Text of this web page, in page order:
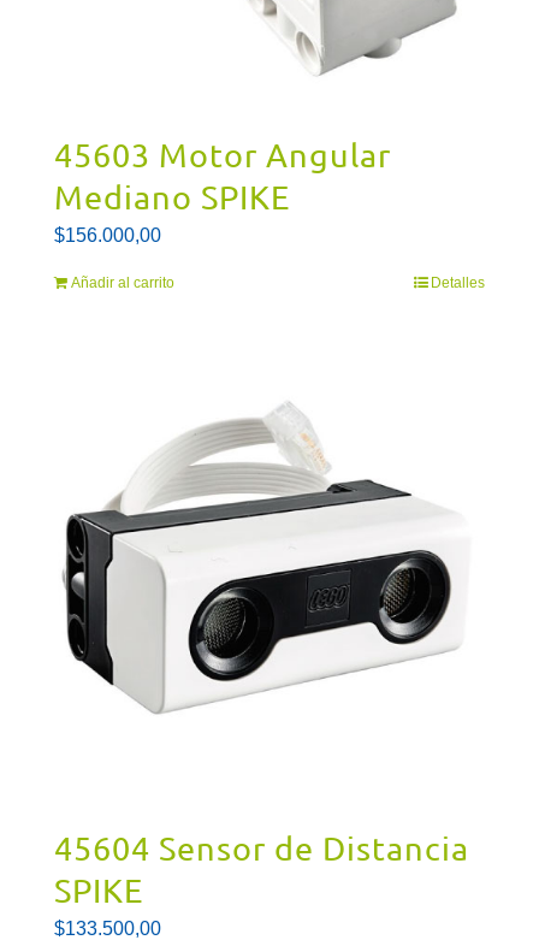
45603 Motor Angular
Mediano SPIKE
$156.000,00
Añadir al carrito Detalles
45604 Sensor de Distancia
SPIKE
$133.500,00